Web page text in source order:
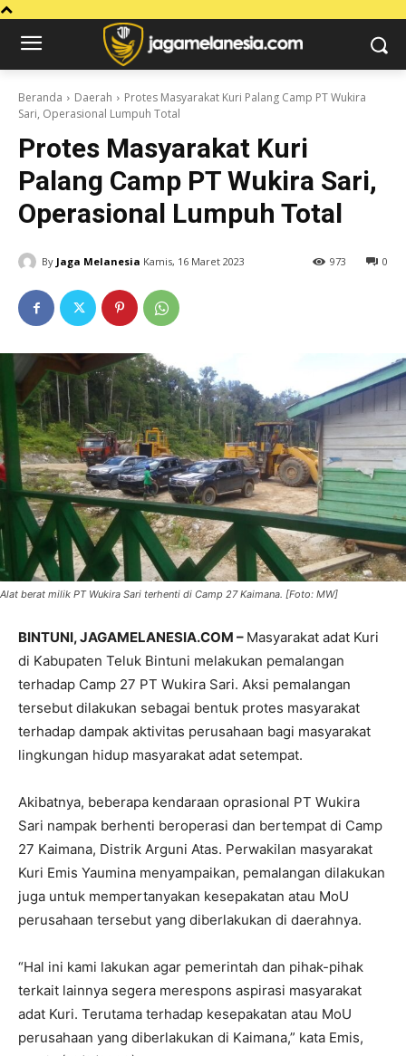
Beranda Daerah
Protes Masyarakat Kuri Palang Camp PT Wukira
Sari, Operasional Lumpuh Total
Protes Masyarakat Kuri
Palang Camp PT Wukira Sari,
Operasional Lumpuh Total
By Jaga Melanesia Kamis, 16 Maret 2023 0
973
Alat berat milik PT Wukira Sari terhenti di Camp 27 Kaimana. [Foto: MW]
BINTUNI, JAGAMELANESIA.COM – Masyarakat adat Kuri
di Kabupaten Teluk Bintuni melakukan pemalangan
terhadap Camp 27 PT Wukira Sari. Aksi pemalangan
tersebut dilakukan sebagai bentuk protes masyarakat
terhadap dampak aktivitas perusahaan bagi masyarakat
lingkungan hidup masyarakat adat setempat.
Akibatnya, beberapa kendaraan oprasional PT Wukira
Sari nampak berhenti beroperasi dan bertempat di Camp
27 Kaimana, Distrik Arguni Atas. Perwakilan masyarakat
Kuri Emis Yaumina menyampaikan, pemalangan dilakukan
juga untuk mempertanyakan kesepakatan atau MoU
perusahaan tersebut yang diberlakukan di daerahnya.
“Hal ini kami lakukan agar pemerintah dan pihak-pihak
terkait lainnya segera merespons aspirasi masyarakat
adat Kuri. Terutama terhadap kesepakatan atau MoU
perusahaan yang diberlakukan di Kaimana,” kata Emis,